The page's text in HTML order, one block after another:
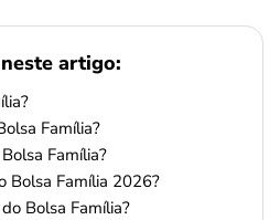
artigo:
Família?
Família?
Bolsa Família 2026?
Bolsa Família?